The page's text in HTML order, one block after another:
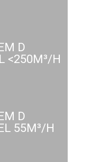
D
<250M³/H
D
55M³/H